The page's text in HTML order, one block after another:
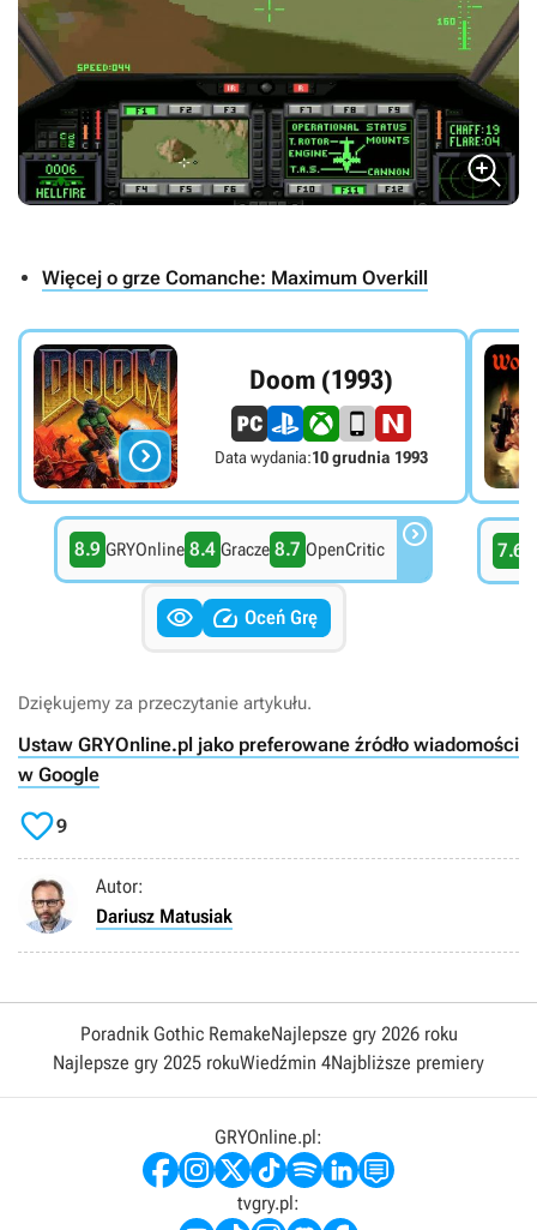
Więcej o grze Comanche: Maximum Overkill

Doom (1993)
Data wydania:10 grudnia 1993
8.9 GRYOnline 8.4 Gracze 8.7 OpenCritic 
  Oceń Grę
7.6
Dziękujemy za przeczytanie artykułu.
Ustaw GRYOnline.pl jako preferowane źródło wiadomości
w Google
9
Autor:
Dariusz Matusiak
Poradnik Gothic RemakeNajlepsze gry 2026 roku
Najlepsze gry 2025 rokuWiedźmin 4Najbliższe premiery
GRYOnline.pl:
tvgry.pl: